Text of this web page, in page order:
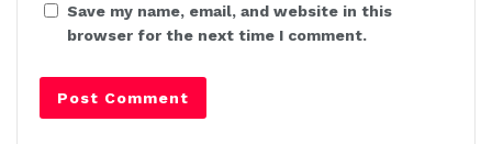
Save my name, email, and website in this
browser for the next time I comment.